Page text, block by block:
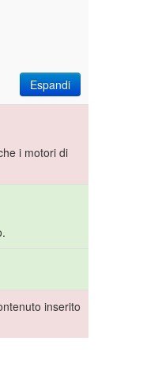
Espandi
i motori di
inserito